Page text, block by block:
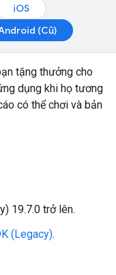
iOS
(Cũ)
tặng thưởng cho
dụng khi họ tương
có thể chơi và bản
19.7.0 trở lên.
(Legacy).